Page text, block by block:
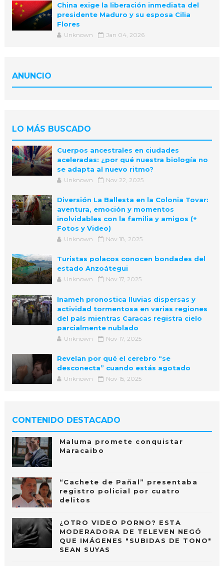
China exige la liberación inmediata del
presidente Maduro y su esposa Cilia
Flores
Unknown Jan 04, 2026
ANUNCIO
LO MÁS BUSCADO
Cuerpos ancestrales en ciudades
aceleradas: ¿por qué nuestra biología no
se adapta al nuevo ritmo?
Unknown Nov 22, 2025
Diversión La Ballesta en la Colonia Tovar:
aventura, emoción y momentos
inolvidables con la familia y amigos (+
Fotos y Video)
Unknown Nov 18, 2025
Turistas polacos conocen bondades del
estado Anzoátegui
Unknown Nov 17, 2025
Inameh pronostica lluvias dispersas y
actividad tormentosa en varias regiones
del país mientras Caracas registra cielo
parcialmente nublado
Unknown Nov 17, 2025
Revelan por qué el cerebro “se
desconecta” cuando estás agotado
Unknown Nov 15, 2025
CONTENIDO DESTACADO
Maluma promete conquistar
Maracaibo
“Cachete de Pañal” presentaba
registro policial por cuatro
delitos
¿OTRO VIDEO PORNO? ESTA
MODERADORA DE TELEVEN NEGÓ
QUE IMÁGENES "SUBIDAS DE TONO"
SEAN SUYAS